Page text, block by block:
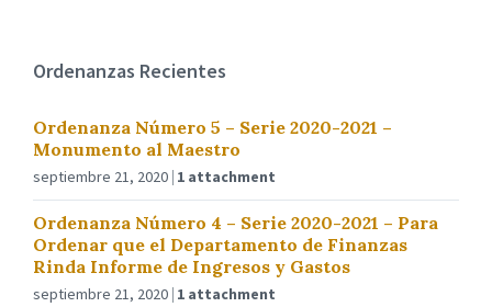
Ordenanzas Recientes
Ordenanza Número 5 – Serie 2020-2021 –
Monumento al Maestro
septiembre 21, 2020 1 attachment
Ordenanza Número 4 – Serie 2020-2021 – Para
Ordenar que el Departamento de Finanzas
Rinda Informe de Ingresos y Gastos
septiembre 21, 2020 1 attachment